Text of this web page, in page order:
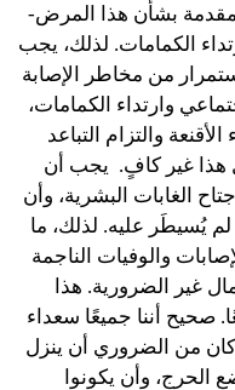
بشأن هذا المرض-
الكمامات. لذلك، يجب
من مخاطر الإصابة
وارتداء الكمامات،
والتزام التباعد
هذا غير كافٍ. يجب أن
الغابات البشرية، وأن
يُسيطَر عليه. لذلك، ما
والوفيات الناجمة
غير الضرورية. هذا
صحيح أننا جميعًا سعداء
كان من الضروري أن ينزل
الحرج، وأن يكونوا